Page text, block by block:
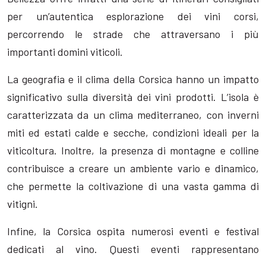
per un’autentica esplorazione dei vini corsi,
percorrendo le strade che attraversano i più
importanti domini viticoli.
La geografia e il clima della Corsica hanno un impatto
significativo sulla diversità dei vini prodotti. L’isola è
caratterizzata da un clima mediterraneo, con inverni
miti ed estati calde e secche, condizioni ideali per la
viticoltura. Inoltre, la presenza di montagne e colline
contribuisce a creare un ambiente vario e dinamico,
che permette la coltivazione di una vasta gamma di
vitigni.
Infine, la Corsica ospita numerosi eventi e festival
dedicati al vino. Questi eventi rappresentano